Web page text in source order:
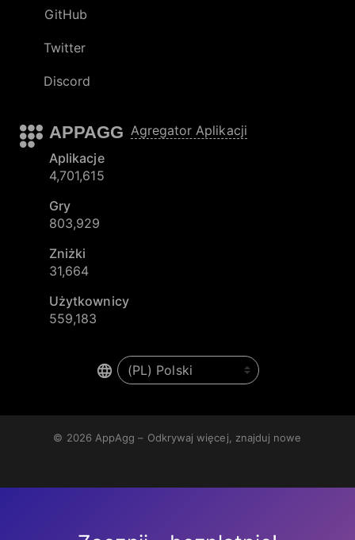
GitHub
Twitter
Discord
APPAGG Agregator Aplikacji
Aplikacje
4,701,615
Gry
803,929
Zniżki
31,664
Użytkownicy
559,183
© 2026 AppAgg – Odkrywaj więcej, znajduj nowe